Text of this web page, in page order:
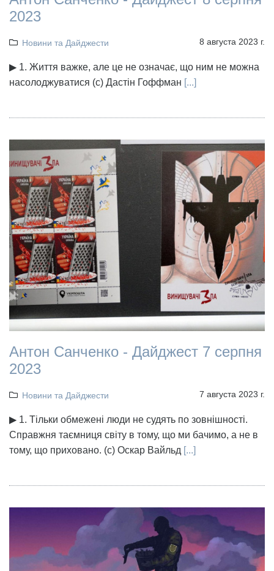
2023
Новини та Дайджести 8 августа 2023 г.
▶ 1. Життя важке, але це не означає, що ним не можна
насолоджуватися (с) Дастін Гоффман [...]
Антон Санченко - Дайджест 7 серпня
2023
Новини та Дайджести 7 августа 2023 г.
▶ 1. Тільки обмежені люди не судять по зовнішності.
Справжня таємниця світу в тому, що ми бачимо, а не в
тому, що приховано. (с) Оскар Вайльд [...]